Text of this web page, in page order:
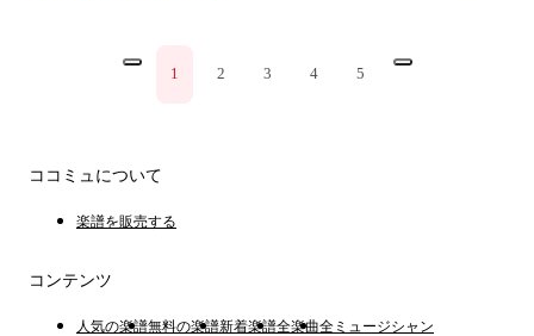
1 2 3 4 5
ココミュについて
楽譜を販売する
コンテンツ
人気の楽譜無料の楽譜新着楽譜全楽曲全ミュージシャン